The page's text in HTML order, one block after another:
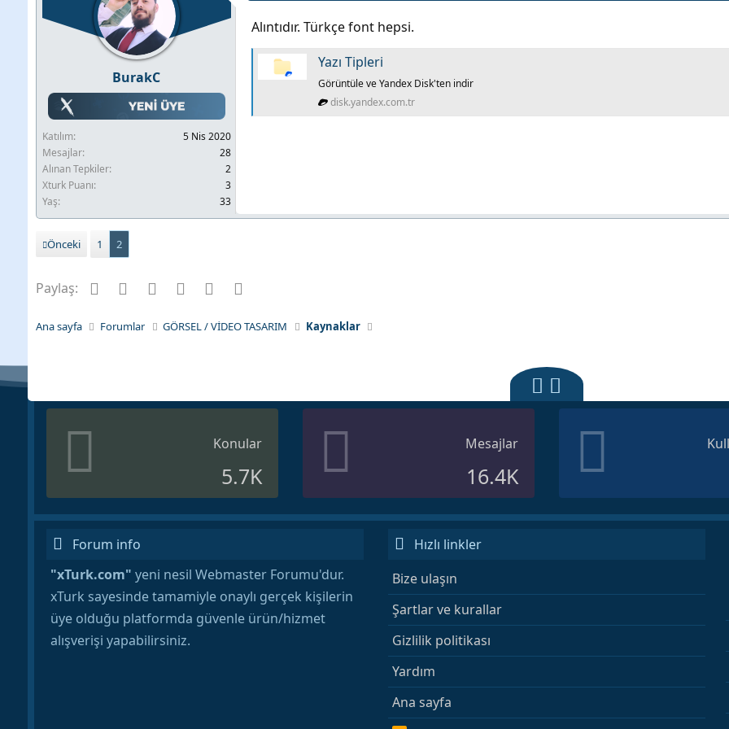
r
:
BurakC
Katılım
5 Nis 2020
Mesajlar
28
Alınan Tepkiler
2
Xturk Puanı
3
Yaş
33
Alıntıdır. Türkçe font hepsi.
Yazı Tipleri
Görüntüle ve Yandex Disk'ten indir
disk.yandex.com.tr
Önceki 1 2
Paylaş: Facebook
TwitterPinterest
TumblrWhatsApp
Ana sayfa Forumlar GÖRSEL / VİDEO TASARIM Kaynaklar
Konular
5.7K
Mesajlar
16.4K
Forum info
"xTurk.com" yeni nesil Webmaster Forumu'dur.
xTurk sayesinde tamamiyle onaylı gerçek kişilerin
üye olduğu platformda güvenle ürün/hizmet
alışverişi yapabilirsiniz.
Hızlı linkler
Bize ulaşın
Şartlar ve kurallar
Gizlilik politikası
Yardım
Ana sayfa